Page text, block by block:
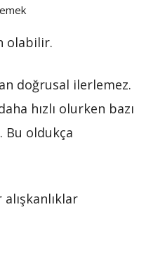
olabilir.
doğrusal ilerlemez.
hızlı olurken bazı
Bu oldukça